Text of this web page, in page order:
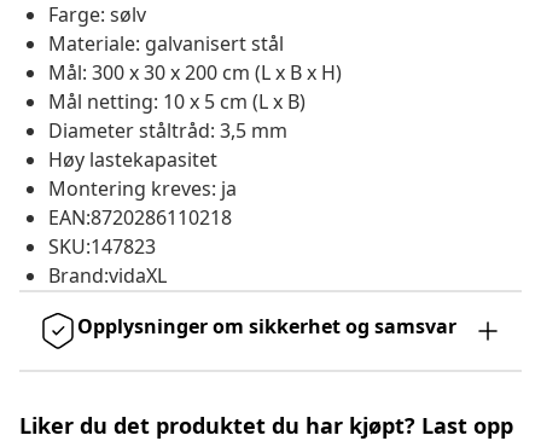
Farge: sølv
Materiale: galvanisert stål
Mål: 300 x 30 x 200 cm (L x B x H)
Mål netting: 10 x 5 cm (L x B)
Diameter ståltråd: 3,5 mm
Høy lastekapasitet
Montering kreves: ja
EAN:8720286110218
SKU:147823
Brand:vidaXL
Opplysninger om sikkerhet og samsvar
Liker du det produktet du har kjøpt? Last opp